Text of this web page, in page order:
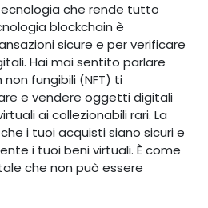
che rende tutto
blockchain è
sicure e per verificare
Hai mai sentito parlare
fungibili (NFT) ti
e vendere oggetti digitali
ai collezionabili rari. La
i tuoi acquisti siano sicuri e
i tuoi beni virtuali. È come
che non può essere